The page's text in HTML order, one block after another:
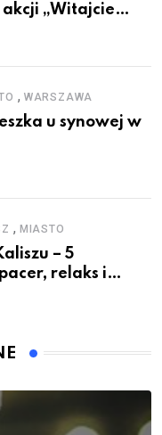
„Witajcie
, WARSZAWA
u synowej w
, MIASTO
– 5
relaks i